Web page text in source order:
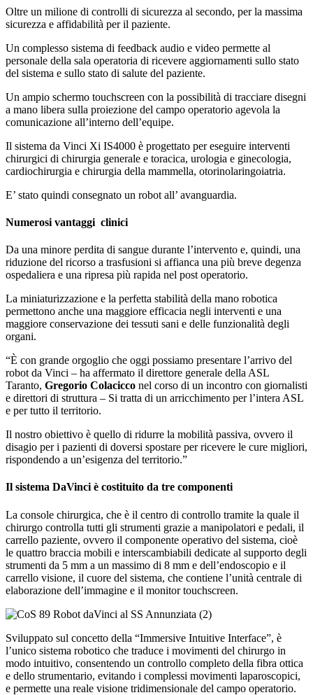
Oltre un milione di controlli di sicurezza al secondo, per la massima
sicurezza e affidabilità per il paziente.
Un complesso sistema di feedback audio e video permette al
personale della sala operatoria di ricevere aggiornamenti sullo stato
del sistema e sullo stato di salute del paziente.
Un ampio schermo touchscreen con la possibilità di tracciare disegni
a mano libera sulla proiezione del campo operatorio agevola la
comunicazione all’interno dell’equipe.
Il sistema da Vinci Xi IS4000 è progettato per eseguire interventi
chirurgici di chirurgia generale e toracica, urologia e ginecologia,
cardiochirurgia e chirurgia della mammella, otorinolaringoiatria.
E’ stato quindi consegnato un robot all’ avanguardia.
Numerosi vantaggi clinici
Da una minore perdita di sangue durante l’intervento e, quindi, una
riduzione del ricorso a trasfusioni si affianca una più breve degenza
ospedaliera e una ripresa più rapida nel post operatorio.
La miniaturizzazione e la perfetta stabilità della mano robotica
permettono anche una maggiore efficacia negli interventi e una
maggiore conservazione dei tessuti sani e delle funzionalità degli
organi.
“È con grande orgoglio che oggi possiamo presentare l’arrivo del
robot da Vinci – ha affermato il direttore generale della ASL
Taranto, Gregorio Colacicco nel corso di un incontro con giornalisti
e direttori di struttura – Si tratta di un arricchimento per l’intera ASL
e per tutto il territorio.
Il nostro obiettivo è quello di ridurre la mobilità passiva, ovvero il
disagio per i pazienti di doversi spostare per ricevere le cure migliori,
rispondendo a un’esigenza del territorio.”
Il sistema DaVinci è costituito da tre componenti
La console chirurgica, che è il centro di controllo tramite la quale il
chirurgo controlla tutti gli strumenti grazie a manipolatori e pedali, il
carrello paziente, ovvero il componente operativo del sistema, cioè
le quattro braccia mobili e interscambiabili dedicate al supporto degli
strumenti da 5 mm a un massimo di 8 mm e dell’endoscopio e il
carrello visione, il cuore del sistema, che contiene l’unità centrale di
elaborazione dell’immagine e il monitor touchscreen.
Sviluppato sul concetto della “Immersive Intuitive Interface”, è
l’unico sistema robotico che traduce i movimenti del chirurgo in
modo intuitivo, consentendo un controllo completo della fibra ottica
e dello strumentario, evitando i complessi movimenti laparoscopici,
e permette una reale visione tridimensionale del campo operatorio.